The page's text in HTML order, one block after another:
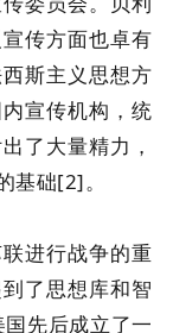
传方面也卓有
斯主义思想方
宣传机构，统
了大量精力，
基础[2]。
进行战争的重
了思想库和智
先后成立了一